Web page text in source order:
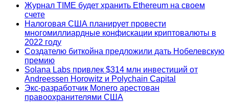
Журнал TIME будет хранить Ethereum на своем
счете
Налоговая США планирует провести
многомиллиардные конфискации криптовалюты в
2022 году
Создателю биткойна предложили дать Нобелевскую
премию
Solana Labs привлек $314 млн инвестиций от
Andreessen Horowitz и Polychain Capital
Экс-разработчик Monero арестован
правоохранителями США